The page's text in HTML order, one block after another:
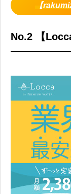
【
No.2 【